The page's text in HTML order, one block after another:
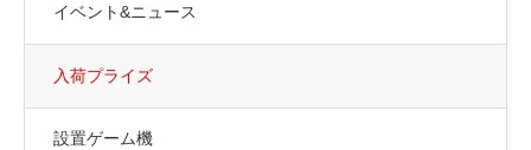
イベント&ニュース
入荷プライズ
設置ゲーム機